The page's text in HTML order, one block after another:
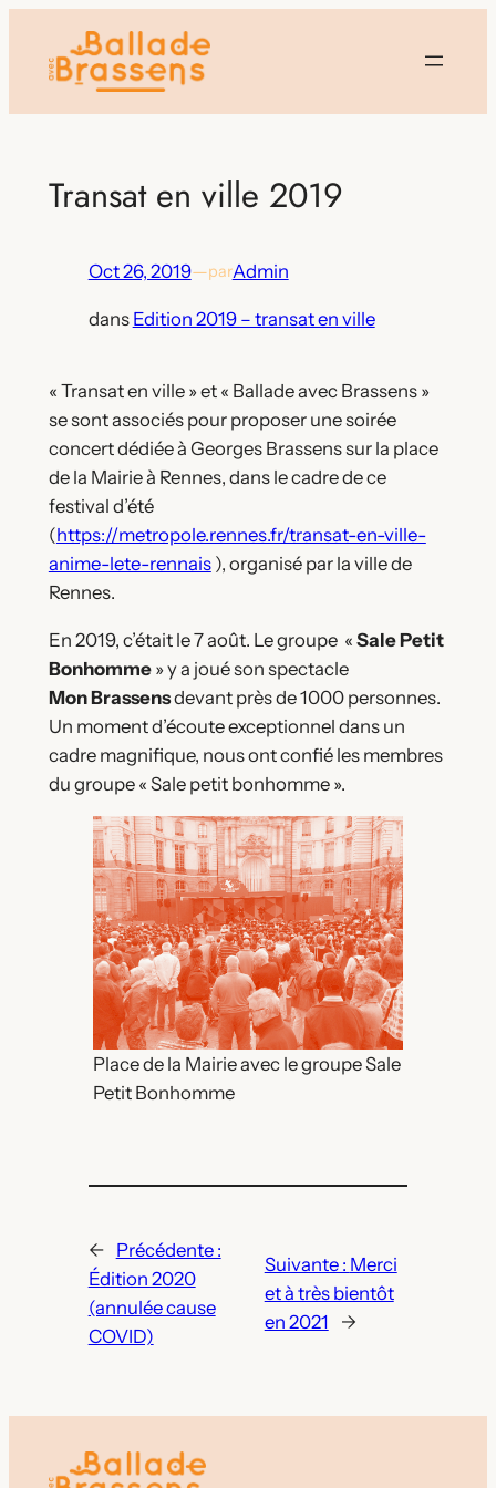
contenu
Transat en ville 2019
Oct 26, 2019—parAdmin
dans Edition 2019 – transat en ville
« Transat en ville » et « Ballade avec Brassens »
se sont associés pour proposer une soirée
concert dédiée à Georges Brassens sur la place
de la Mairie à Rennes, dans le cadre de ce
festival d’été
(https://metropole.rennes.fr/transat-en-ville-
anime-lete-rennais), organisé par la ville de
Rennes.
En 2019, c’était le 7 août. Le groupe « Sale Petit
Bonhomme» y a joué son spectacle
Mon Brassensdevant près de 1000 personnes.
Un moment d’écoute exceptionnel dans un
cadre magnifique, nous ont confié les membres
du groupe « Sale petit bonhomme ».
Place de la Mairie avec le groupe Sale
Petit Bonhomme
←
Précédente :
Édition 2020
(annulée cause
COVID)
Suivante : Merci
et à très bientôt
en 2021
→